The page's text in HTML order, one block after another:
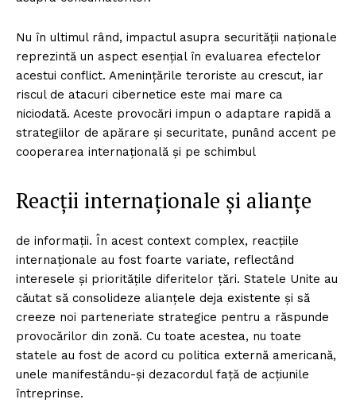
Nu în ultimul rând, impactul asupra securității naționale
reprezintă un aspect esențial în evaluarea efectelor
acestui conflict. Amenințările teroriste au crescut, iar
riscul de atacuri cibernetice este mai mare ca
niciodată. Aceste provocări impun o adaptare rapidă a
strategiilor de apărare și securitate, punând accent pe
cooperarea internațională și pe schimbul
Reacții internaționale și alianțe
de informații. În acest context complex, reacțiile
internaționale au fost foarte variate, reflectând
interesele și prioritățile diferitelor țări. Statele Unite au
căutat să consolideze alianțele deja existente și să
creeze noi parteneriate strategice pentru a răspunde
provocărilor din zonă. Cu toate acestea, nu toate
statele au fost de acord cu politica externă americană,
unele manifestându-și dezacordul față de acțiunile
întreprinse.